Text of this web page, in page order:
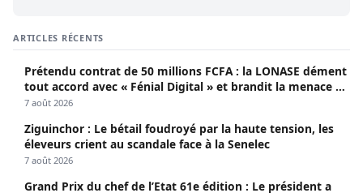
ARTICLES RÉCENTS
Prétendu contrat de 50 millions FCFA : la LONASE dément
tout accord avec « Fénial Digital » et brandit la menace de
poursuites
7 août 2026
Ziguinchor : Le bétail foudroyé par la haute tension, les
éleveurs crient au scandale face à la Senelec
7 août 2026
Grand Prix du chef de l’Etat 61e édition : Le président a